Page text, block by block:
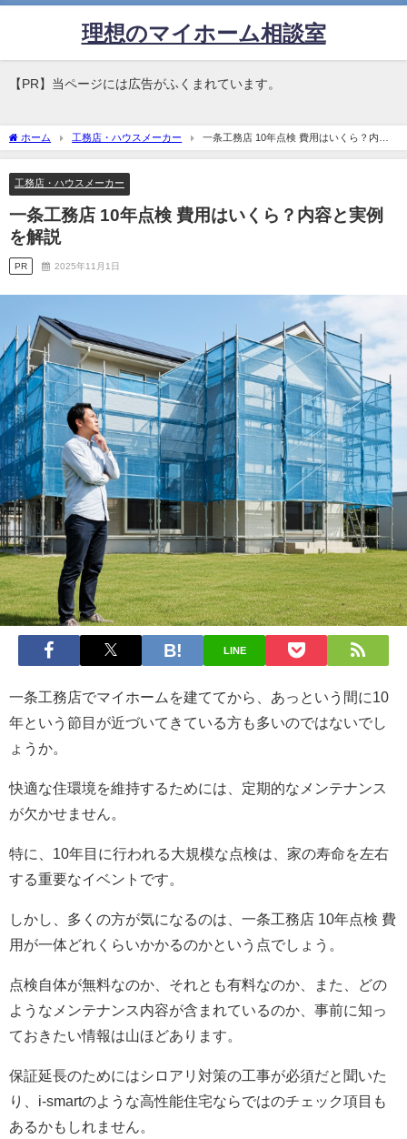
理想のマイホーム相談室
【PR】当ページには広告がふくまれています。
ホーム 工務店・ハウスメーカー
一条工務店 10年点検 費用はいくら？内容
と実例を解説
工務店・ハウスメーカー
一条工務店 10年点検 費用はいくら？内容と実例
を解説
PR 2025年11月1日
LINE
一条工務店でマイホームを建ててから、あっという間に10
年という節目が近づいてきている方も多いのではないでし
ょうか。
快適な住環境を維持するためには、定期的なメンテナンス
が欠かせません。
特に、10年目に行われる大規模な点検は、家の寿命を左右
する重要なイベントです。
しかし、多くの方が気になるのは、一条工務店 10年点検 費
用が一体どれくらいかかるのかという点でしょう。
点検自体が無料なのか、それとも有料なのか、また、どの
ようなメンテナンス内容が含まれているのか、事前に知っ
ておきたい情報は山ほどあります。
保証延長のためにはシロアリ対策の工事が必須だと聞いた
り、i-smartのような高性能住宅ならではのチェック項目も
あるかもしれません。